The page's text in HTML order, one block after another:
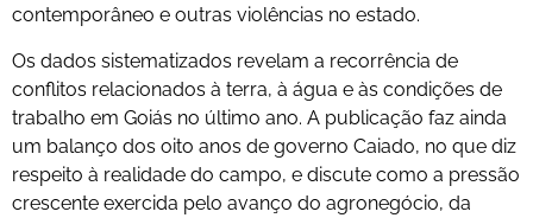
contemporâneo e outras violências no estado.
Os dados sistematizados revelam a recorrência de
conflitos relacionados à terra, à água e às condições de
trabalho em Goiás no último ano. A publicação faz ainda
um balanço dos oito anos de governo Caiado, no que diz
respeito à realidade do campo, e discute como a pressão
crescente exercida pelo avanço do agronegócio, da